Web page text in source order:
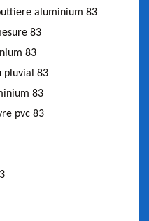
aluminium 83
83
83
pluvial 83
83
pvc 83